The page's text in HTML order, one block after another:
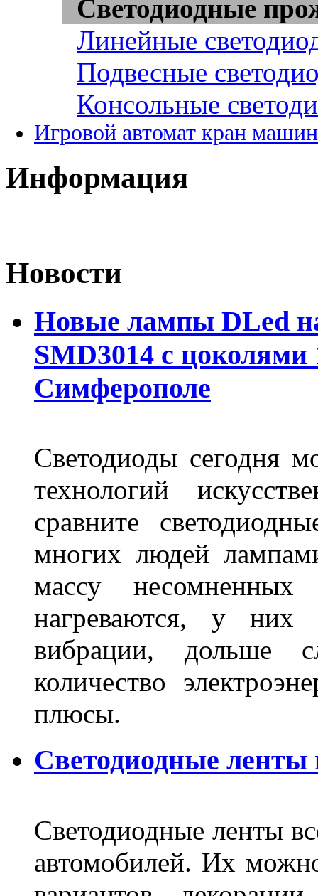
Светодиодные
Линейные
Подвесные
Консольные
Игровой автомат кран
Информация
Новости
Новые лампы DLed
SMD3014 с цоколями
Симферополе
Светодиоды сегодня
технологий
сравните
многих людей
массу
нагреваются, у них
вибрации, дольше
количество
плюсы.
Светодиодные
Светодиодные ленты
автомобилей. Их